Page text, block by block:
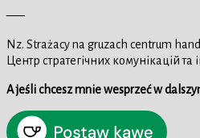
—–
Nz. Strażacy na gruzach centrum
Центр стратегічних комунікацій
A jeśli chcesz mnie wesprzeć w